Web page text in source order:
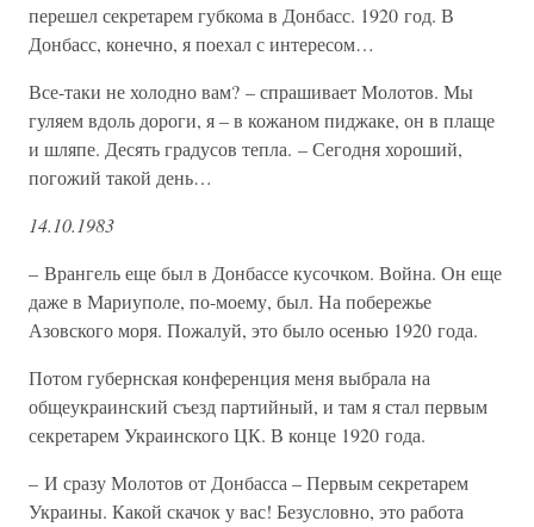
перешел секретарем губкома в Донбасс. 1920 год. В
Донбасс, конечно, я поехал с интересом…
Все-таки не холодно вам? – спрашивает Молотов. Мы
гуляем вдоль дороги, я – в кожаном пиджаке, он в плаще
и шляпе. Десять градусов тепла. – Сегодня хороший,
погожий такой день…
14.10.1983
– Врангель еще был в Донбассе кусочком. Война. Он еще
даже в Мариуполе, по-моему, был. На побережье
Азовского моря. Пожалуй, это было осенью 1920 года.
Потом губернская конференция меня выбрала на
общеукраинский съезд партийный, и там я стал первым
секретарем Украинского ЦК. В конце 1920 года.
– И сразу Молотов от Донбасса – Первым секретарем
Украины. Какой скачок у вас! Безусловно, это работа